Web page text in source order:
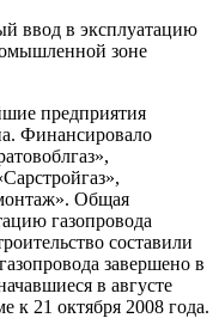
ввод в эксплуатацию
зоне
предприятия
Финансировало
Общая
газопровода
составили
завершено в
в августе
к 21 октября 2008 года.